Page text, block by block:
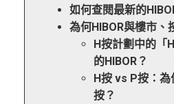
如何查閱最新的
為何HIBOR與樓市、
H按計劃中的「
的HIBOR？
H按 vs P按：為
按？